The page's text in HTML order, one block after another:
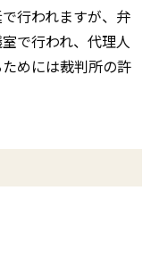
行われますが、弁
で行われ、代理人
めには裁判所の許